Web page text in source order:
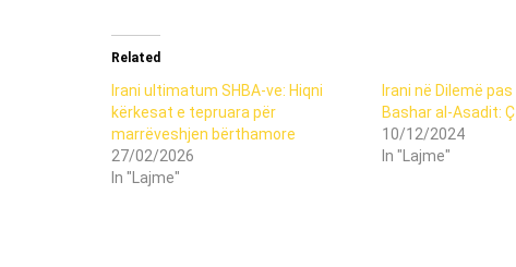
Related
Irani ultimatum SHBA-ve: Hiqni
kërkesat e tepruara për
marrëveshjen bërthamore
27/02/2026
In "Lajme"
Irani në Dilemë
Bashar al-Asadit:
10/12/2024
In "Lajme"